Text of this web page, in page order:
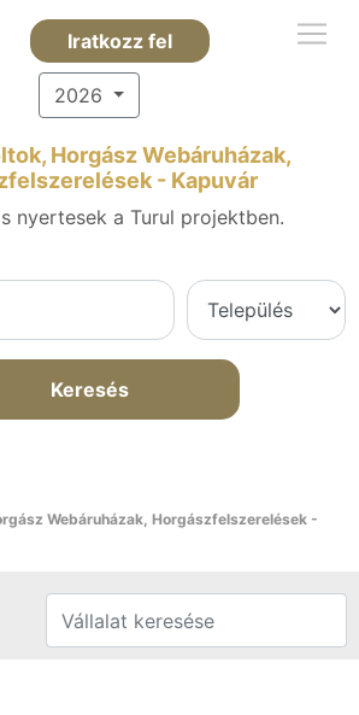
Iratkozz fel
2026
Horgász Webáruházak,
- Kapuvár
nyertesek a Turul projektben.
Keresés
Webáruházak, Horgászfelszerelések -